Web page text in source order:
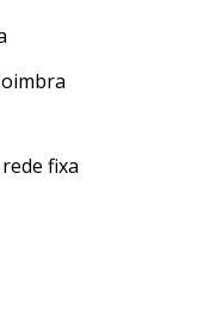
fixa